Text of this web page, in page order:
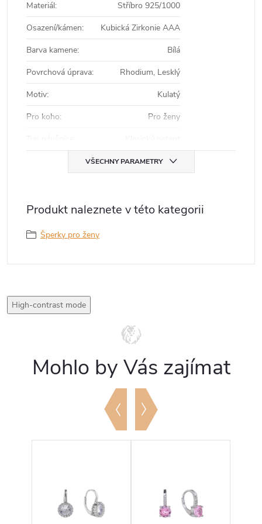
Materiál:
Stříbro 925/1000
Osazení/kámen:
Kubická Zirkonie AAA
Barva kamene:
Bílá
Povrchová úprava:
Rhodium, Lesklý
Motiv:
Kulatý
Pro koho:
Pro ženy
VŠECHNY PARAMETRY
Produkt naleznete v této kategorii
Šperky pro ženy
High-contrast mode
Mohlo by Vás zajímat